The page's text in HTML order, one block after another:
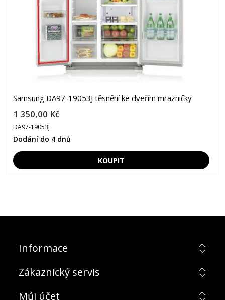
Samsung DA97-19053J těsnění ke dveřím mrazničky
1 350,00 Kč
DA97-19053J
Dodání do 4 dnů
Informace
Zákaznický servis
Můj účet